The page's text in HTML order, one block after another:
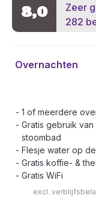
8,0
Zeer
282
Overnachten
1 of meerdere
Gratis gebruik
stoombad
Flesje water op
Gratis koffie- &
Gratis WiFi
excl.